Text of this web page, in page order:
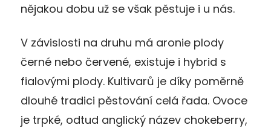
nějakou dobu už se však pěstuje i u nás.
V závislosti na druhu má aronie plody
černé nebo červené, existuje i hybrid s
fialovými plody. Kultivarů je díky poměrně
dlouhé tradici pěstování celá řada. Ovoce
je trpké, odtud anglický název chokeberry,